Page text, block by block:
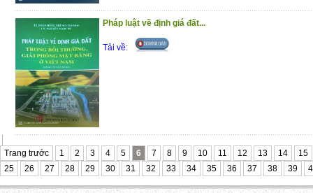
quan tâm đến các hoạt động tố tụng của
mong rằng, sau khi cuốn sách được
thực tiễn thì tác giả tiếp tục đầu tư,
nhiều công trình khoa học trong lĩnh
hình sự có thể giới thiệu với bạn đọc
Pháp luật về định giá đất...
Tải về:
Trang trước 1 2 3 4 5 6 7 8 9 10 11 12 13 14
15
25
26 27 28 29 30 31 32 33 34 35 36 37 38 39